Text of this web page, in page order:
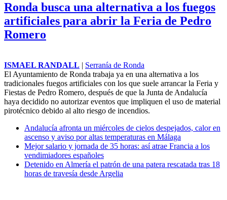
Ronda busca una alternativa a los fuegos
artificiales para abrir la Feria de Pedro
Romero
ISMAEL RANDALL | Serranía de Ronda
El Ayuntamiento de Ronda trabaja ya en una alternativa a los
tradicionales fuegos artificiales con los que suele arrancar la Feria y
Fiestas de Pedro Romero, después de que la Junta de Andalucía
haya decidido no autorizar eventos que impliquen el uso de material
pirotécnico debido al alto riesgo de incendios.
Andalucía afronta un miércoles de cielos despejados, calor en
ascenso y aviso por altas temperaturas en Málaga
Mejor salario y jornada de 35 horas: así atrae Francia a los
vendimiadores españoles
Detenido en Almería el patrón de una patera rescatada tras 18
horas de travesía desde Argelia